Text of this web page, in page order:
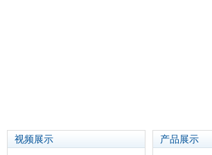
视频展示 产品展示